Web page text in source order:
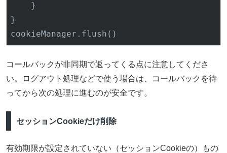
    }
}
コールバックが非同期で返ってくる点に注意してくださ
い。ログアウト処理などで使う場合は、コールバックを待
ってから次の処理に進むのが安全です。
セッションCookieだけ削除
有効期限が設定されていない（セッションCookieの）もの